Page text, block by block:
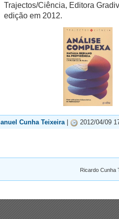
Trajectos/Ciência, Editora
edição em 2012.
Cunha Teixeira | 2012/04/09
Ricardo Cunha